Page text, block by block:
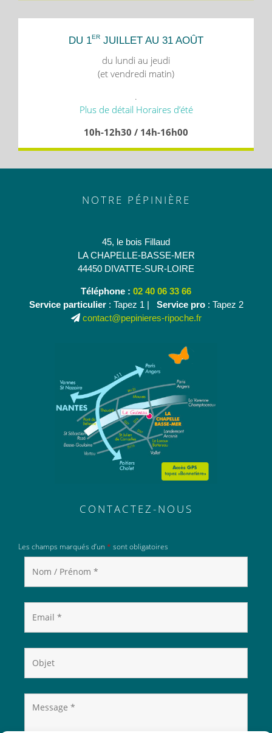
DU 1ER JUILLET AU 31 AOÛT
du lundi au jeudi
(et vendredi matin)
.
Plus de détail Horaires d’été
10h-12h30 / 14h-16h00
NOTRE PÉPINIÈRE
45, le bois Fillaud
LA CHAPELLE-BASSE-MER
44450 DIVATTE-SUR-LOIRE
Téléphone : 02 40 06 33 66
Service particulier: Tapez 1 | Service pro: Tapez 2
contact@pepinieres-ripoche.fr
CONTACTEZ-NOUS
Les champs marqués d’un * sont obligatoires